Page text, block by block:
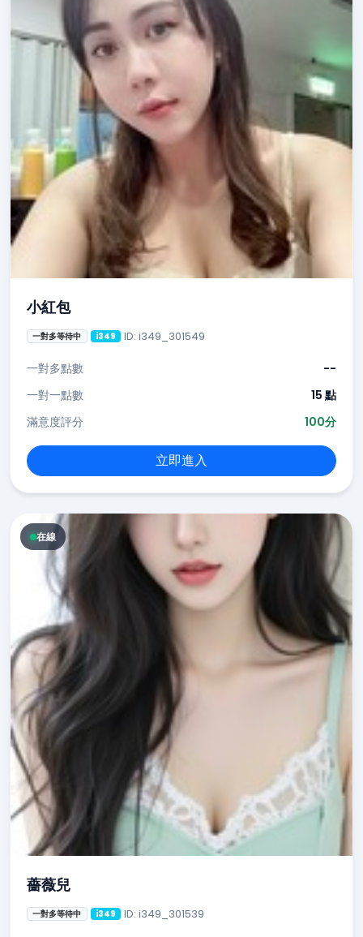
小紅包
一對多等待中 i349 ID: i349_301549
一對多點數
--
一對一點數
15 點
滿意度評分
100分
立即進入
在線
薔薇兒
一對多等待中 i349 ID: i349_301539